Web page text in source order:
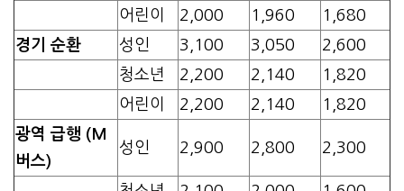
어린이
2,000 1,960
1,680
경기 순환
성인 3,100 3,050
2,600
청소년
2,200 2,140
1,820
어린이
2,200 2,140
1,820
광역 급행 (M
버스)
성인 2,900 2,800 2,300